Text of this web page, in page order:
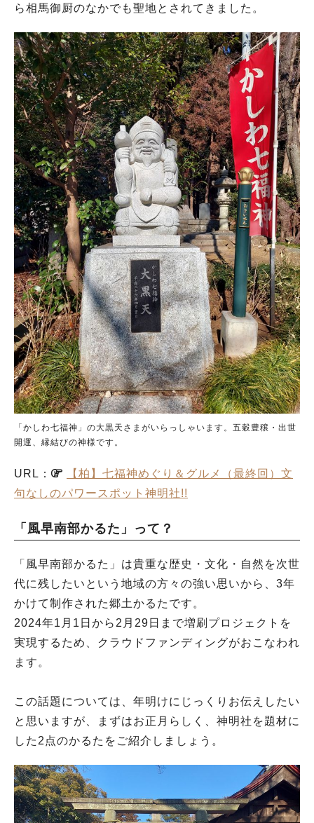
ら相馬御厨のなかでも聖地とされてきました。
「かしわ七福神」の大黒天さまがいらっしゃいます。五穀豊穣・出世
開運、縁結びの神様です。
URL：
【柏】七福神めぐり＆グルメ（最終回）文
句なしのパワースポット神明社!!
「風早南部かるた」って？
「風早南部かるた」は貴重な歴史・文化・自然を次世
代に残したいという地域の方々の強い思いから、3年
かけて制作された郷土かるたです。
2024年1月1日から2月29日まで増刷プロジェクトを
実現するため、クラウドファンディングがおこなわれ
ます。
この話題については、年明けにじっくりお伝えしたい
と思いますが、まずはお正月らしく、神明社を題材に
した2点のかるたをご紹介しましょう。